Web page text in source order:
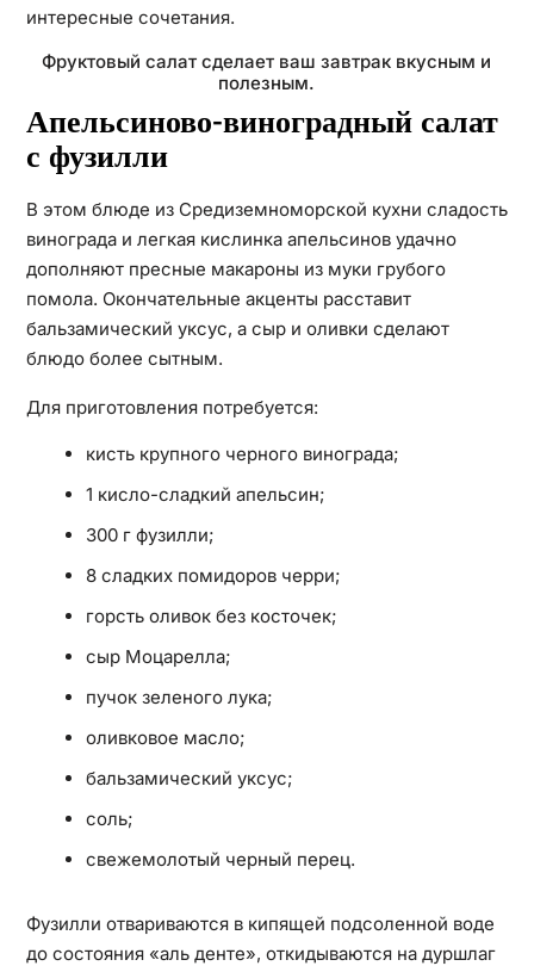
интересные сочетания.
Фруктовый салат сделает ваш завтрак вкусным и
полезным.
Апельсиново-виноградный салат
с фузилли
В этом блюде из Средиземноморской кухни сладость
винограда и легкая кислинка апельсинов удачно
дополняют пресные макароны из муки грубого
помола. Окончательные акценты расставит
бальзамический уксус, а сыр и оливки сделают
блюдо более сытным.
Для приготовления потребуется:
кисть крупного черного винограда;
1 кисло-сладкий апельсин;
300 г фузилли;
8 сладких помидоров черри;
горсть оливок без косточек;
сыр Моцарелла;
пучок зеленого лука;
оливковое масло;
бальзамический уксус;
соль;
свежемолотый черный перец.
Фузилли отвариваются в кипящей подсоленной воде
до состояния «аль денте», откидываются на дуршлаг